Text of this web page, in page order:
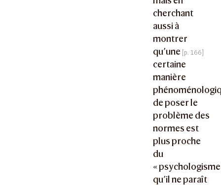
cherchant
aussi à
montrer
qu’une
certaine
manière
de poser le
problème des
normes est
plus proche
du
« psychologisme
qu’il ne paraît